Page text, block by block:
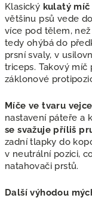
Klasický kulatý míč
většinu psů vede
více pod tělem,
tedy ohýbá do
prsní svaly, v
triceps. Takový
záklonové
Míče ve tvaru vejce
nastavení páteře a
se svažuje příliš
zadní tlapky do
v neutrální pozici,
natahovači prstů.
Další výhodou